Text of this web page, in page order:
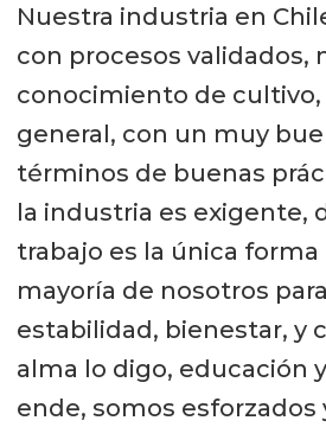
Nuestra industria en
con procesos validados,
conocimiento de cultivo,
general, con un muy
términos de buenas
la industria es exigente,
trabajo es la única
mayoría de nosotros
estabilidad, bienestar, y
alma lo digo, educación
ende, somos esforzados